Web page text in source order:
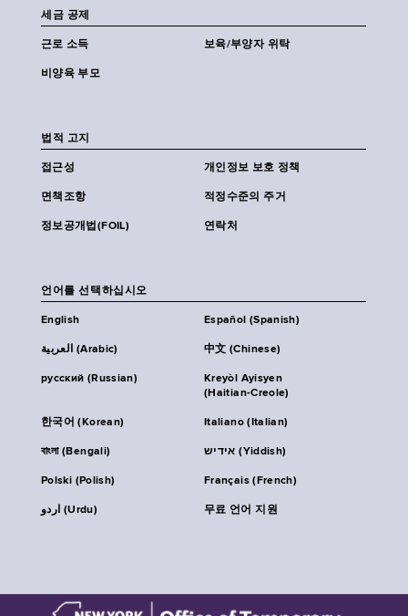
세금 공제
근로 소득 보육/부양자 위탁
비양육 부모
법적 고지
접근성 개인정보 보호 정책
면책조항 적정수준의 주거
정보공개법(FOIL) 연락처
언어를 선택하십시오
English Español (Spanish)
العربية (Arabic) 中文 (Chinese)
русский (Russian)
Kreyòl Ayisyen
(Haitian-Creole)
한국어 (Korean) Italiano (Italian)
বাংলা (Bengali) אידיש (Yiddish)
Polski (Polish) Français (French)
اردو (Urdu) 무료 언어 지원